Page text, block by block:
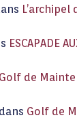
L’archipel
ESCAPADE
Golf de
dans Golf de